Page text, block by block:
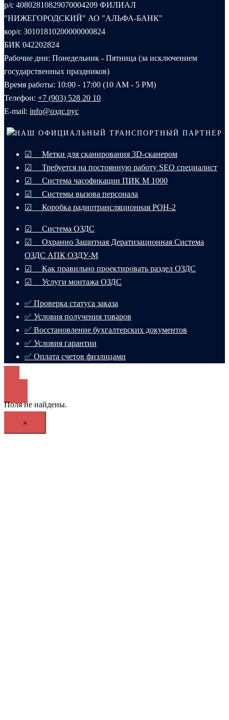
р/с 40802810829070004209 ФИЛИАЛ
"НИЖЕГОРОДСКИЙ" АО "АЛЬФА-БАНК"
кор/с 30101810200000000824
БИК 042202824
Рабочие дни: Понедельник - Пятница (за исключением
государственных праздников)
Время работы: 10:00 - 17:00 (10 AM - 5 PM)
Телефон: +7 (903) 528 20 10‬
E-mail: info@оздс.рус
НАШ ОФИЦИАЛЬНЫЙ ТРАНСПОРТНЫЙ ПАРТНЕР
☑ Метки для сканирования 3D-сканером
☑ Требуется на постоянную работу SEO специалист
☑ Система часофикации ПИК М 1000
☑ Системы вызова персонала
☑ Коробка радиотрансляционная РОН-2
☑ Система ОЗДС
☑ Охранно Защитная Дератизационная Система
ОЗДС АПК ОЗДУ-М
☑ Как правильно проектировать раздел ОЗДС
☑ Услуги монтажа ОЗДС
✅ Проверка статуса заказа
✅ Условия получения товаров
✅ Восстановление бухгалтерских документов
✅ Условия гарантии
✅ Оплата счетов физлицами
Поля не найдены.
×